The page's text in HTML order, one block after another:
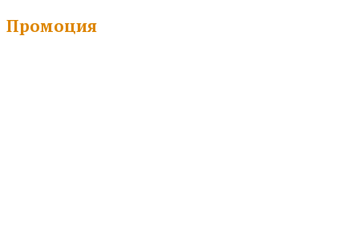
Промоция